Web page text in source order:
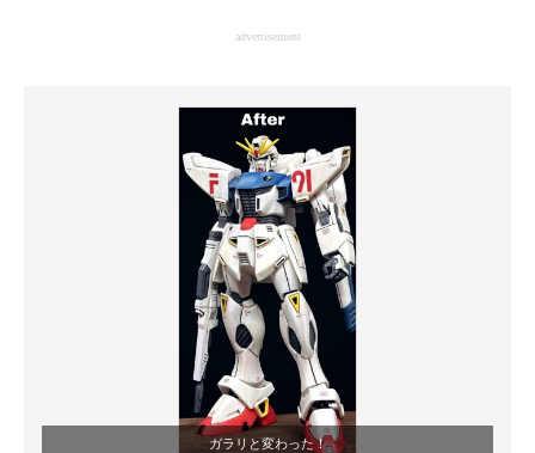
製造業のIT導入・活用を支援
モノづくり技術者専門サイト
エレクトロニクス専門サイト
電子設計の基本と応用
エネルギーの専門メディア
建設×テクノロジーの最前線
ちょっと気になるネットの話題
advertisement
ガラリと変わった！